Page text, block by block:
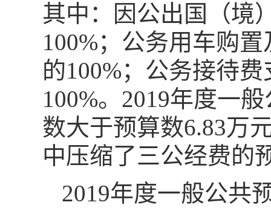
其中：因公出国（境
100%；公务用车购
的100%；公务接待
100%。2019年度一
数大于预算数6.83万
中压缩了三公经费的
2019年度一般公共